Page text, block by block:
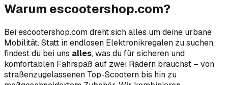
Warum escootershop.com?
Bei escootershop.com dreht sich alles um deine urbane
Mobilität. Statt in endlosen Elektronikregalen zu suchen,
findest du bei uns alles, was du für sicheren und
komfortablen Fahrspaß auf zwei Rädern brauchst – von
straßenzugelassenen Top-Scootern bis hin zu